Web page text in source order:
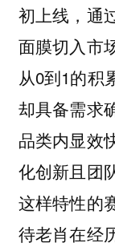
初上线，通
面膜切入市
从0到1的积
却具备需求
品类内显效
化创新且团
这样特性的
待老肖在经